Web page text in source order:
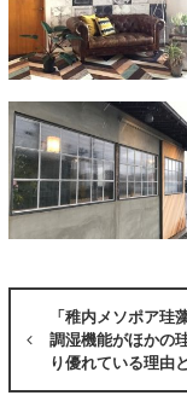
「稚内メソポア珪
調湿機能がほかの
り優れている理由